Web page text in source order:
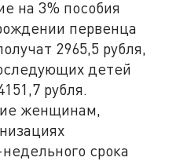
на 3% пособия
первенца
2965,5 рубля,
детей
рубля.
женщинам,
срока